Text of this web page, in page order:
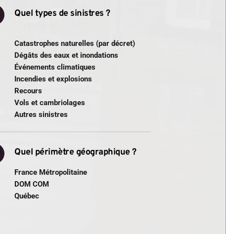
Quel types de sinistres ?
Catastrophes naturelles (par décret)
Dégâts des eaux et inondations
Événements climatiques
Incendies et explosions
Recours
Vols et cambriolages
Autres sinistres
Quel périmètre géographique ?
France Métropolitaine
DOM COM
Québec